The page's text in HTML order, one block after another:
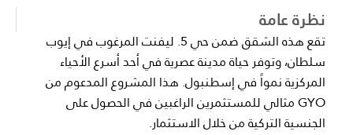
نظرة عامة
تقع هذه الشقق ضمن حي 5. ليفنت المرغوب في إيوب
سلطان، وتوفر حياة مدينة عصرية في أحد أسرع الأحياء
المركزية نمواً في إسطنبول. هذا المشروع المدعوم من
GYO مثالي للمستثمرين الراغبين في الحصول على
الجنسية التركية من خلال الاستثمار.